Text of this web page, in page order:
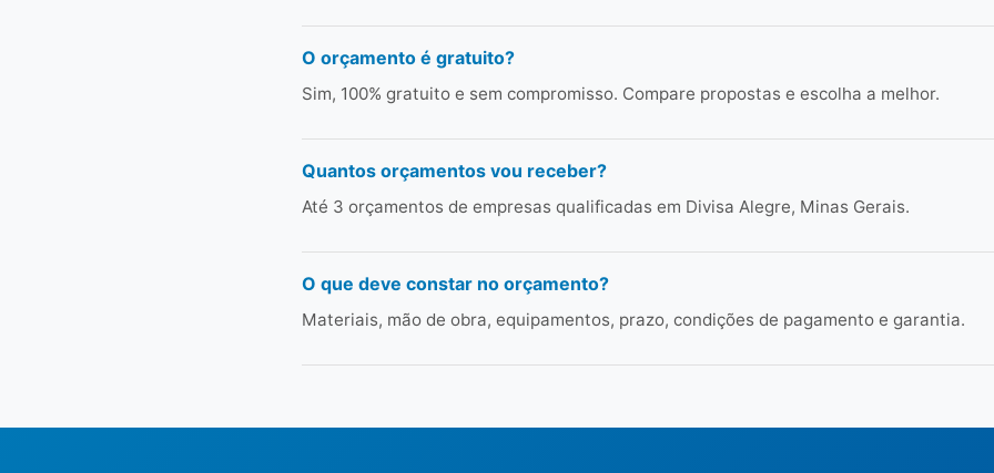
O orçamento é gratuito?
Sim, 100% gratuito e sem compromisso. Compare propostas e escolha a melhor.
Quantos orçamentos vou receber?
Até 3 orçamentos de empresas qualificadas em Divisa Alegre, Minas Gerais.
O que deve constar no orçamento?
Materiais, mão de obra, equipamentos, prazo, condições de pagamento e garantia.